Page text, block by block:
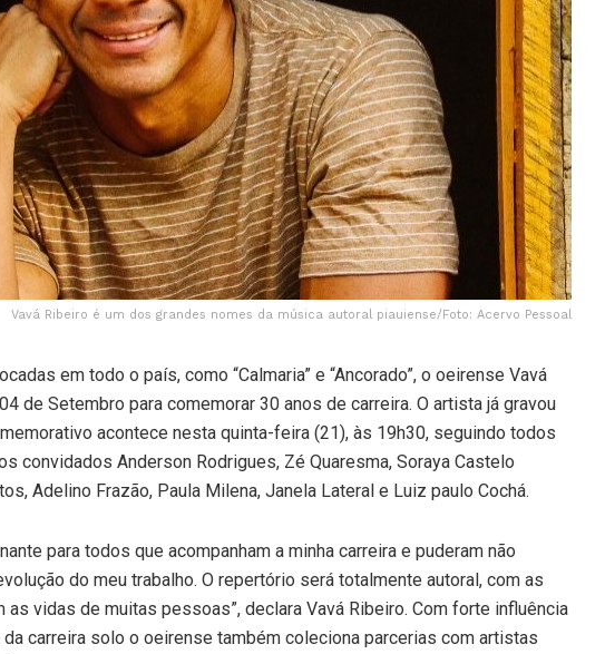
Vavá Ribeiro é um dos grandes nomes da música autoral piauiense/Foto: Acervo Pessoal
em todo o país, como “Calmaria” e “Ancorado”, o oeirense Vavá
de Setembro para comemorar 30 anos de carreira. O artista já gravou
acontece nesta quinta-feira (21), às 19h30, seguindo todos
convidados Anderson Rodrigues, Zé Quaresma, Soraya Castelo
Adelino Frazão, Paula Milena, Janela Lateral e Luiz paulo Cochá.
para todos que acompanham a minha carreira e puderam não
do meu trabalho. O repertório será totalmente autoral, com as
vidas de muitas pessoas”, declara Vavá Ribeiro. Com forte influência
carreira solo o oeirense também coleciona parcerias com artistas